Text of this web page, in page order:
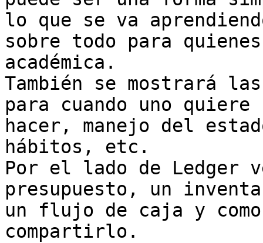
lo que se va
sobre todo para
académica.
También se mostrará
para cuando uno quiere
hacer, manejo del
hábitos, etc.
Por el lado de Ledger
presupuesto, un
un flujo de caja y
compartirlo.